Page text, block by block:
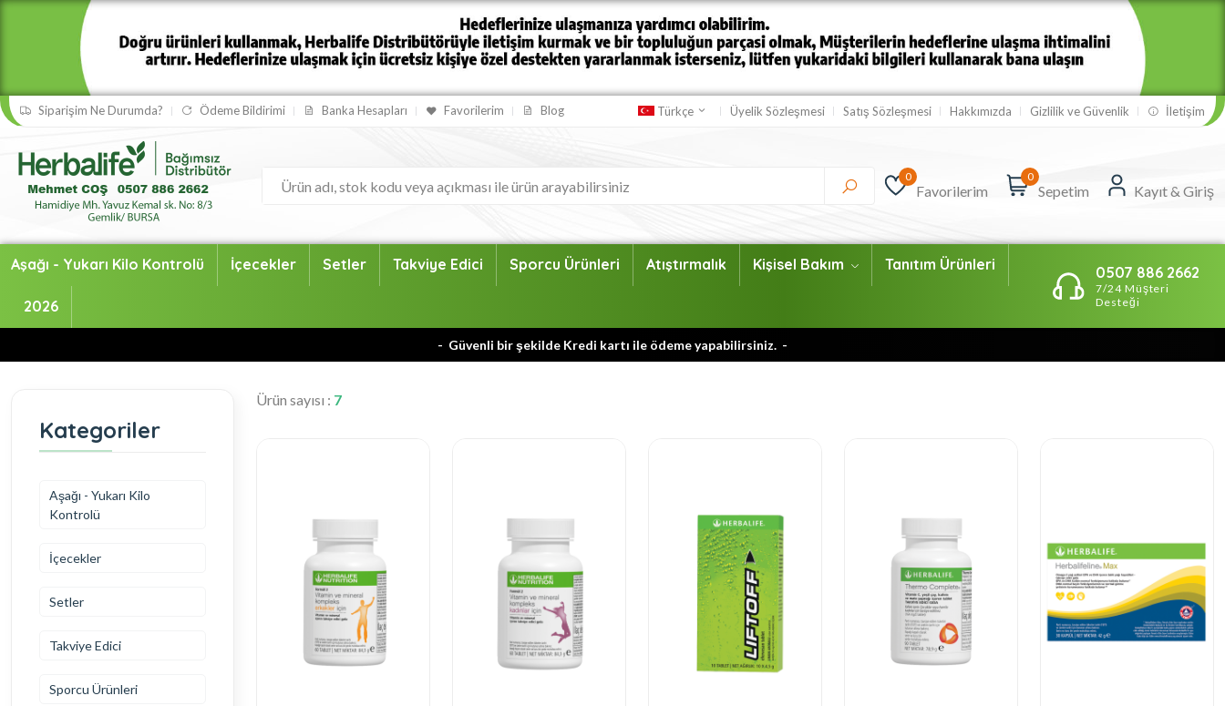
Siparişim Ne Durumda? Ödeme Bildirimi Banka Hesapları Favorilerim Blog Türkçe Üyelik Sözleşmesi Satış Sözleşmesi Hakkımızda Gizlilik ve Güvenlik İletişim
0
Favorilerim
0
Sepetim Kayıt & Giriş
Aşağı - Yukarı Kilo Kontrolü İçecekler Setler Takviye Edici Sporcu Ürünleri Atıştırmalık Kişisel Bakım Tanıtım Ürünleri
2026
0507 886 2662
7/24 Müşteri
Desteği
- Güvenli bir şekilde Kredi kartı ile ödeme yapabilirsiniz. -
Kategoriler
Aşağı - Yukarı Kilo
Kontrolü
İçecekler
Setler
Takviye Edici
Sporcu Ürünleri
Ürün sayısı : 7